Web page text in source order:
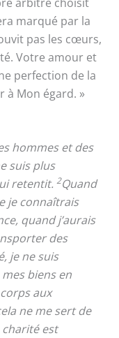
marqué par la
pas les cœurs,
Votre amour et
perfection de la
à Mon égard. »
hommes et des
suis plus
retentit. 2Quand
je connaîtrais
quand j’aurais
des
je ne suis
biens en
aux
ne me sert de
est